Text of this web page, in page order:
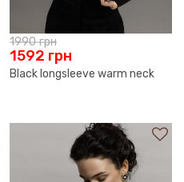
1990грн
1592 грн
Black longsleeve warm neck